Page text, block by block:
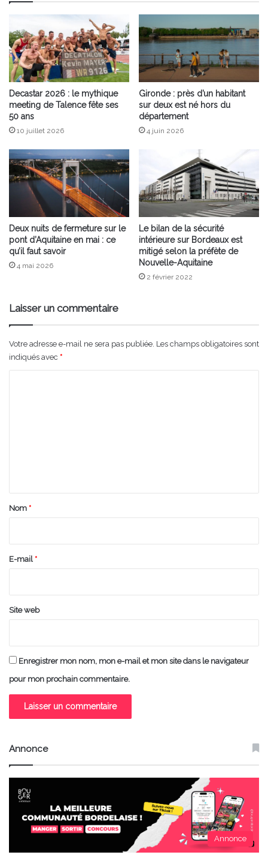
Decastar 2026 : le mythique
meeting de Talence fête ses
50 ans
10 juillet 2026
Gironde : près d’un habitant
sur deux est né hors du
département
4 juin 2026
Deux nuits de fermeture sur le
pont d’Aquitaine en mai : ce
qu’il faut savoir
4 mai 2026
Le bilan de la sécurité
intérieure sur Bordeaux est
mitigé selon la préfète de
Nouvelle-Aquitaine
2 février 2022
Laisser un commentaire
Votre adresse e-mail ne sera pas publiée. Les champs obligatoires sont
indiqués avec *
a
e
Nom *
E-mail *
Site web
Enregistrer mon nom, mon e-mail et mon site dans le navigateur
pour mon prochain commentaire.
Annonce
Annonce